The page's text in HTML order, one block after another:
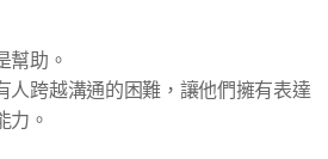
幫助。
人跨越溝通的困難，讓他們擁有表達
力。